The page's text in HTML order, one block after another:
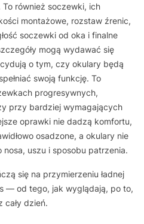
również soczewki, ich
montażowe, rozstaw źrenic,
soczewki od oka i finalne
mogą wydawać się
o tym, czy okulary będą
swoją funkcję. To
progresywnych,
przy bardziej wymagających
oprawki nie dadzą komfortu,
osadzone, a okulary nie
uszu i sposobu patrzenia.
się na przymierzeniu ładnej
— od tego, jak wyglądają, po to,
cały dzień.